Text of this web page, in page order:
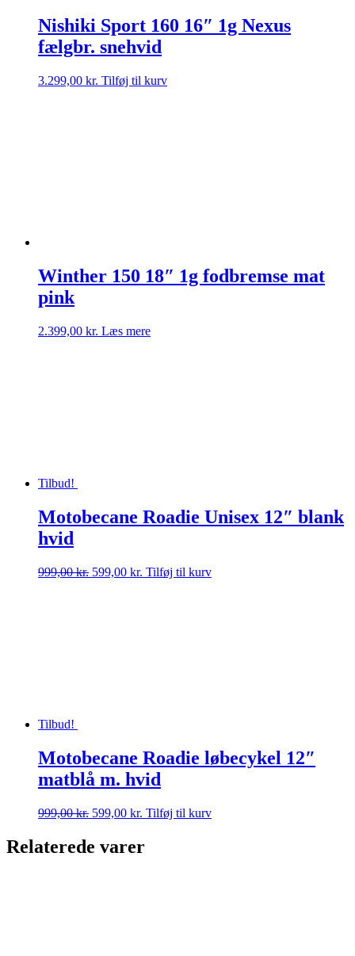
Nishiki Sport 160 16″ 1g Nexus
fælgbr. snehvid
3.299,00 kr. Tilføj til kurv
Winther 150 18″ 1g fodbremse mat
pink
2.399,00 kr. Læs mere
Tilbud!
Motobecane Roadie Unisex 12″ blank
hvid
999,00kr. Den
599,00 kr. Den
Tilføj til kurv
Tilbud!
Motobecane Roadie løbecykel 12″
matblå m. hvid
999,00kr. Den
var:
599,00 kr. Den
er:
Tilføj til kurv
Relaterede varer